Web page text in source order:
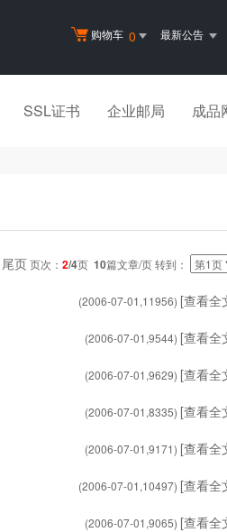
购物车 0 最新公告
SSL证书 企业邮局 成品
尾页页次： 2/4页 10篇文章/页 转到：
(2006-07-01,11956) [查看全
(2006-07-01,9544) [查看全
(2006-07-01,9629) [查看全
(2006-07-01,8335) [查看全
(2006-07-01,9171) [查看全
(2006-07-01,10497) [查看全
(2006-07-01,9065) [查看全